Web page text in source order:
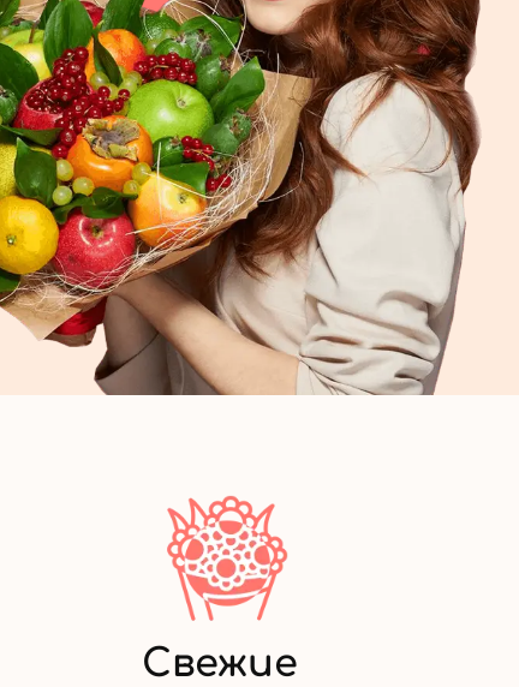
Свежие